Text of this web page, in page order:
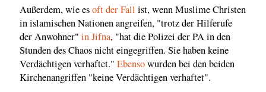
Außerdem, wie esoft der Fall ist, wenn Muslime Christen
in islamischen Nationen angreifen, "trotz der Hilferufe
der Anwohner" in Jifna, "hat die Polizei der PA in den
Stunden des Chaos nicht eingegriffen. Sie haben keine
Verdächtigen verhaftet." Ebensowurden bei den beiden
Kirchenangriffen "keine Verdächtigen verhaftet".